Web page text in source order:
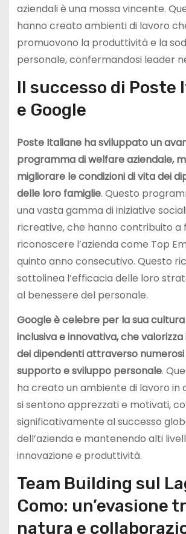
aziendali è una mossa vincente.
hanno creato ambienti di lavoro
promuovono la produttività e la
personale, confermandosi leader
Il successo di Poste
e Google
Poste Italiane ha sviluppato un
programma di welfare aziendale,
migliorare le condizioni di vita dei
delle loro famiglie. Questo
una vasta gamma di iniziative
ricreative, che hanno contribuito a
riconoscere l’azienda come Top
quinto anno consecutivo. Questo
sottolinea l’efficacia delle loro
al benessere del personale.
Google è celebre per la sua
inclusiva e innovativa, che
dei dipendenti attraverso
supporto e sviluppo personale.
ha creato un ambiente di lavoro in
si sentono apprezzati e motivati,
significativamente al successo
dell’azienda e mantenendo alti
innovazione e produttività.
Team Building sul
Como: un’evasione
natura e